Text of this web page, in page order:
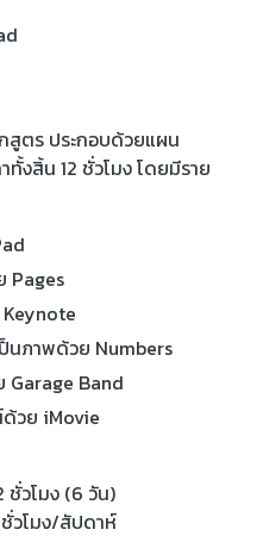
สูตร ประกอบด้วยแผน
งสิ้น 12 ชั่วโมง โดยมีราย
Pages
Keynote
นภาพด้วย Numbers
Garage Band
วย iMovie
วโมง (6 วัน)
วโมง/สัปดาห์